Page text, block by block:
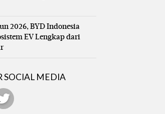
2026, BYD Indonesia
EV Lengkap dari
SOCIAL MEDIA